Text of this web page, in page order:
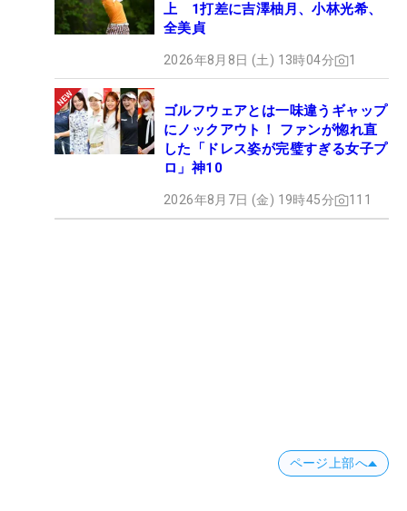
上 1打差に吉澤柚月、小林光希、
全美貞
2026年8月8日 (土) 13時04分 1
ゴルフウェアとは一味違うギャップ
にノックアウト！ ファンが惚れ直
した「ドレス姿が完璧すぎる女子プ
ロ」神10
2026年8月7日 (金) 19時45分 111
ページ上部へ